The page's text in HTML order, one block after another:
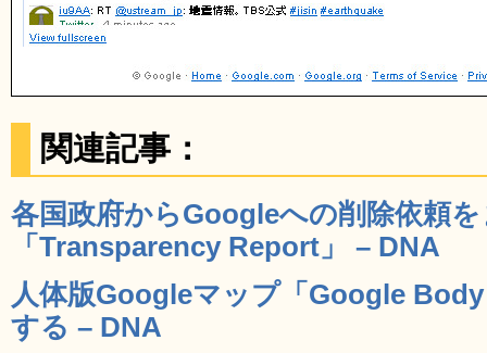
関連記事：
各国政府からGoogleへの削除依頼
「Transparency Report」 – DNA
人体版Googleマップ「Google
する – DNA